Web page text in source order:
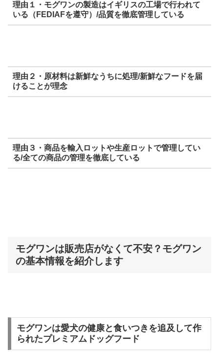
理由１・モグワンの製造はイギリスの工場で行われて
いる（FEDIAFを遵守）/品質を徹底管理している
理由２・原材料は新鮮なうちに処理/新鮮なフードを届
けることが理念
理由３・商品を輸入ロットや生産ロットで管理してい
る/全ての商品の管理を徹底している
モグワンは販売店がなくて不安？モグワン
の基本情報を紹介します
モグワンは愛犬の健康と食いつきを追及して作
られたプレミアムドッグフード